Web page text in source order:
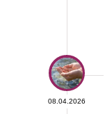
08.04.2026